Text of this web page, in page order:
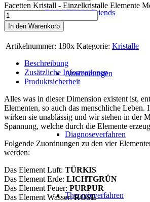
ESOGETICS Friends
Anwendungen
Diagnoseverfahren
Therapieverfahren
Facetten Kristall - Einzelkristalle Elemente
In den Warenkorb
Artikelnummer: 180x Kategorie: Kristalle
Beschreibung
Zusätzliche Informationen
Produktsicherheit
Alles was in dieser Dimension existent ist,
Elementen, so auch das menschliche Leben.
wirken sie unablässig und wir stehen in der
Spannung, welche durch die Elemente
Folgende Zuordnungen zu den vier
werden:
Das Element Luft: TÜRKIS
Das Element Erde: LICHTGRÜN
Das Element Feuer: PURPUR
Das Element Wasser:ROSE